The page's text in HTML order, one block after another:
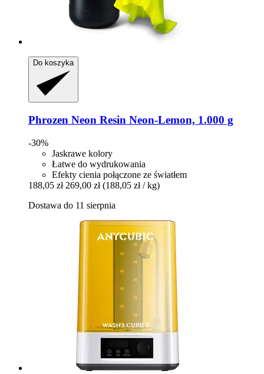
Do koszyka
Phrozen Neon Resin Neon-​Lemon, 1.000 g
-30%
Jaskrawe kolory
Łatwe do wydrukowania
Efekty cienia połączone ze światłem
188,05 zł 269,00 zł (188,05 zł / kg)
Dostawa do 11 sierpnia